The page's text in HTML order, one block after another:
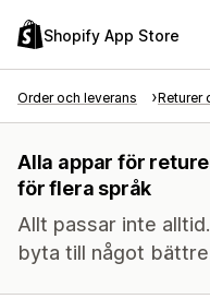
Shopify App Store
Order och leverans Returer
Alla appar för
för flera språk
Allt passar inte
byta till något